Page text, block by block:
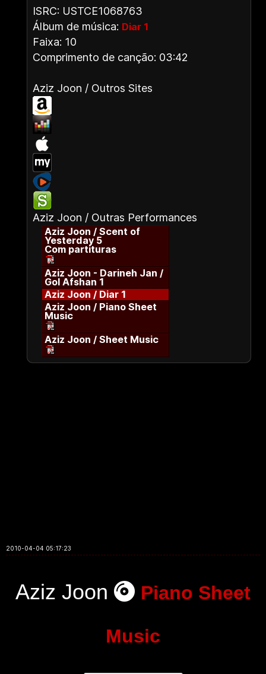
ISRC: USTCE1068763
Álbum de música: Diar 1
Faixa: 10
Comprimento de canção: 03:42
Aziz Joon / Outros Sites
Aziz Joon / Outras Performances
Aziz Joon / Scent of
Yesterday 5
Com partituras
Aziz Joon - Darineh Jan /
Gol Afshan 1
Aziz Joon / Diar 1
Aziz Joon / Piano Sheet
Music
Aziz Joon / Sheet Music
2010-04-04 05:17:23
Aziz Joon Piano Sheet
Music